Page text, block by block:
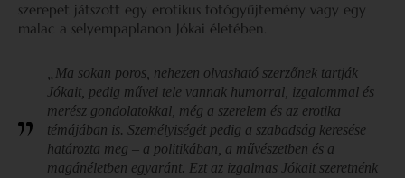
szerepet játszott egy erotikus fotógyűjtemény vagy egy
malac a selyempaplanon Jókai életében.
„Ma sokan poros, nehezen olvasható szerzőnek tartják
Jókait, pedig művei tele vannak humorral, izgalommal és
merész gondolatokkal, még a szerelem és az erotika
témájában is. Személyiségét pedig a szabadság keresése
határozta meg – a politikában, a művészetben és a
magánéletben egyaránt. Ezt az izgalmas Jókait szeretnénk